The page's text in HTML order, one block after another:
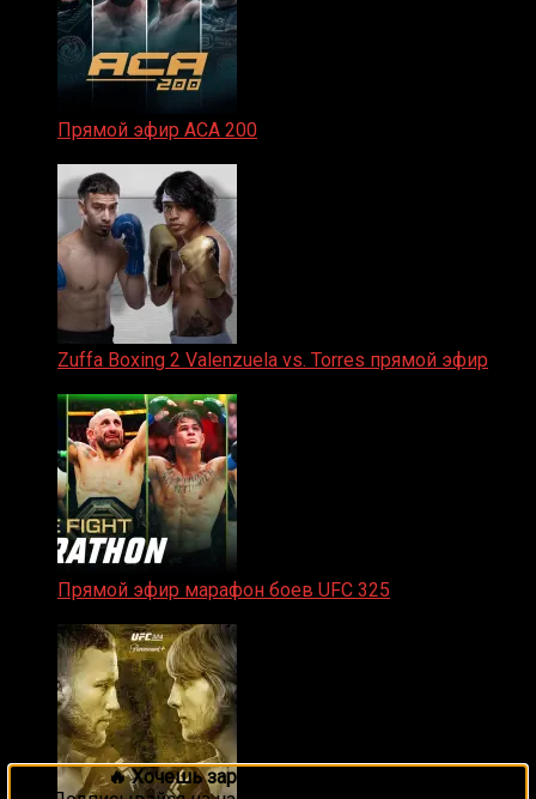
Прямой эфир ACA 200
Zuffa Boxing 2 Valenzuela vs. Torres прямой эфир
Прямой эфир марафон боев UFC 325
🔥 Хочешь зарабатывать на спорте?